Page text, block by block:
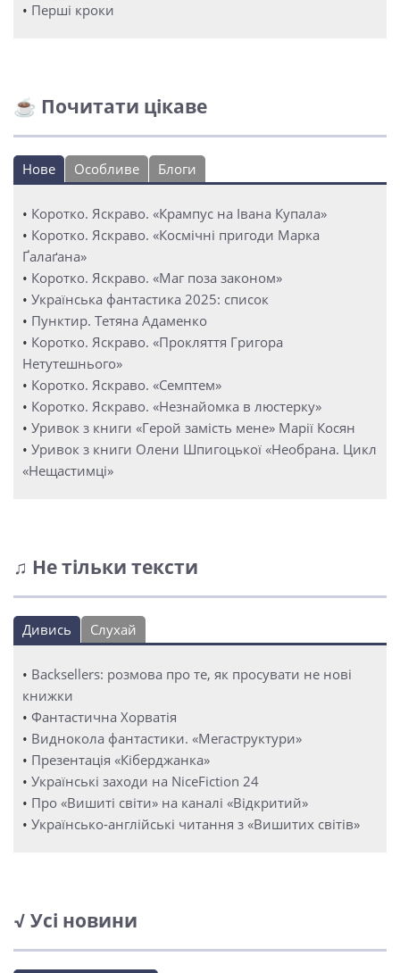
• Перші кроки
☕ Почитати цікаве
Нове Особливе Блоги
• Коротко. Яскраво. «Крампус на Івана Купала»
• Коротко. Яскраво. «Космічні пригоди Марка
Ґалаґана»
• Коротко. Яскраво. «Маг поза законом»
• Українська фантастика 2025: список
• Пунктир. Тетяна Адаменко
• Коротко. Яскраво. «Прокляття Григора
Нетутешнього»
• Коротко. Яскраво. «Семптем»
• Коротко. Яскраво. «Незнайомка в люстерку»
• Уривок з книги «Герой замість мене» Марії Косян
• Уривок з книги Олени Шпигоцької «Необрана. Цикл
«Нещастимці»
♫ Не тільки тексти
Дивись Слухай
• Backsellers: розмова про те, як просувати не нові
книжки
• Фантастична Хорватія
• Виднокола фантастики. «Мегаструктури»
• Презентація «Кіберджанка»
• Українські заходи на NiceFiction 24
• Про «Вишиті світи» на каналі «Відкритий»
• Українсько-англійські читання з «Вишитих світів»
√ Усі новини